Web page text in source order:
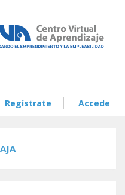
Regístrate Accede